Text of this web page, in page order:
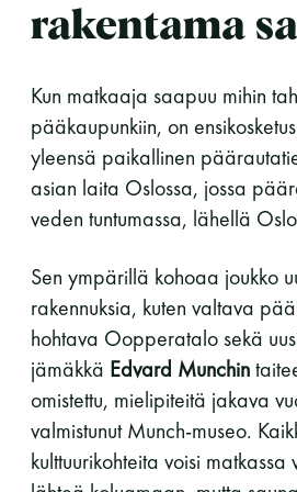
LUE LISÄÄ
rakentama
Kun matkaaja saapuu mihin
pääkaupunkiin, on
yleensä paikallinen
asian laita Oslossa, jossa
veden tuntumassa, lähellä
Sen ympärillä kohoaa joukko
rakennuksia, kuten valtava
hohtava Oopperatalo sekä
jämäkkä Edvard Munchin
omistettu, mielipiteitä jakava
valmistunut Munch-museo.
kulttuurikohteita voisi